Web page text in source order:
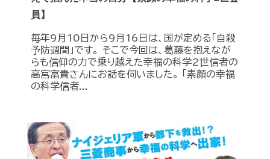
員】
毎年9月10日から9月16日は、国が定める「自殺
予防週間」です。 そこで今回は、葛藤を抱えなが
らも信仰の力で乗り越えた幸福の科学2世信者の
高宮富貴さんにお話を伺いました。 「素顔の幸福
の科学信者...